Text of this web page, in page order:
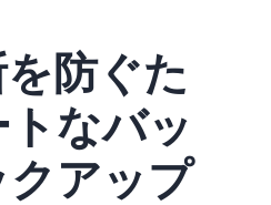
防ぐた
なバッ
アップ